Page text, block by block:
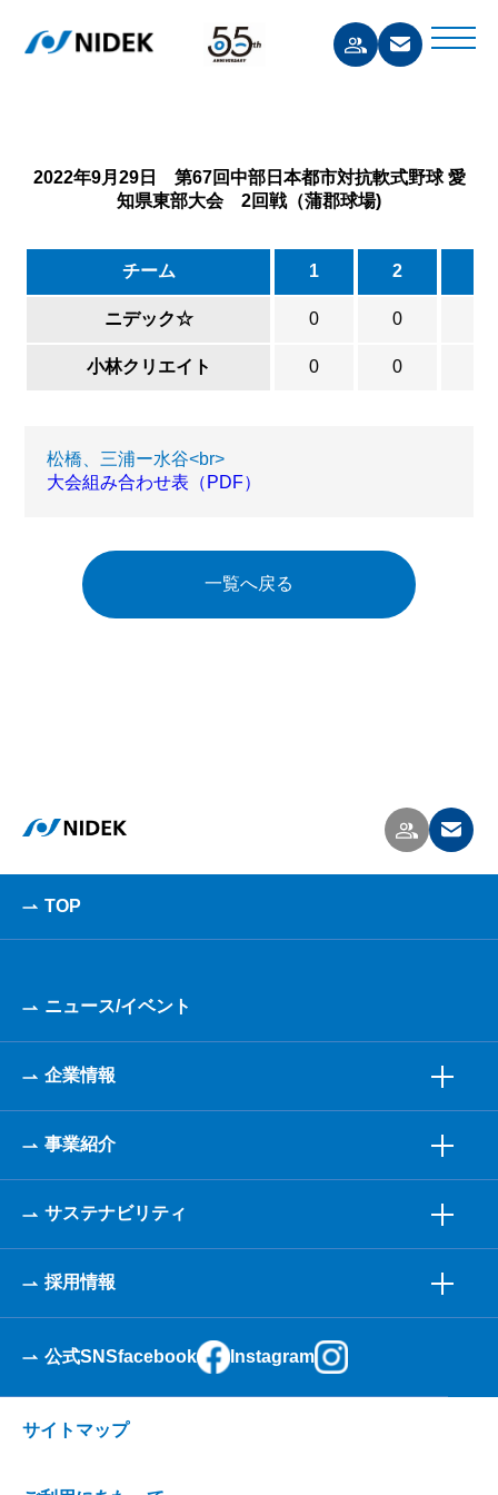
2022年9月29日 第67回中部日本都市対抗軟式野球 愛
知県東部大会 2回戦（蒲郡球場)
チーム 1 2
ニデック☆ 0 0
小林クリエイト 0 0
松橋、三浦ー水谷<br>
大会組み合わせ表（PDF）
一覧へ戻る
TOP
ニュース/イベント
企業情報
事業紹介
サステナビリティ
採用情報
公式SNSfacebook Instagram
サイトマップ